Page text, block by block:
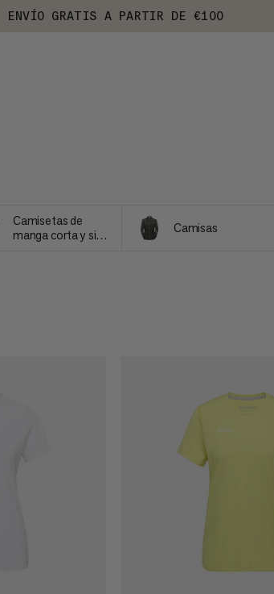
ENVÍO GRATIS A PARTIR DE €100
Camisetas de
manga corta y sin
Camisas